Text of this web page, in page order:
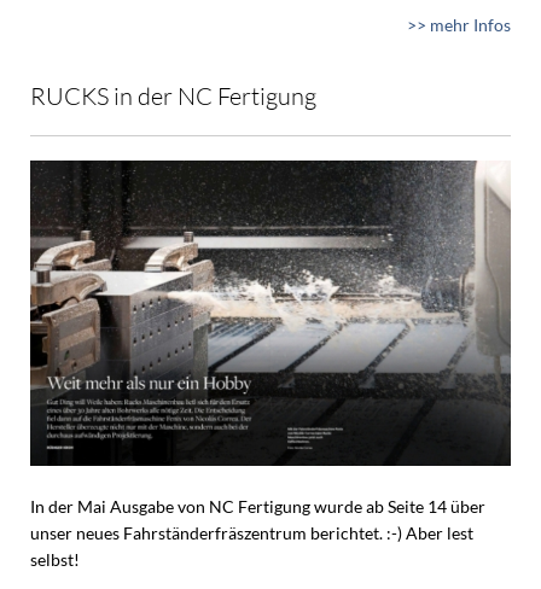
>> mehr Infos
RUCKS in der NC Fertigung
In der Mai Ausgabe von NC Fertigung wurde ab Seite 14 über
unser neues Fahrständerfräszentrum berichtet. :-) Aber lest
selbst!